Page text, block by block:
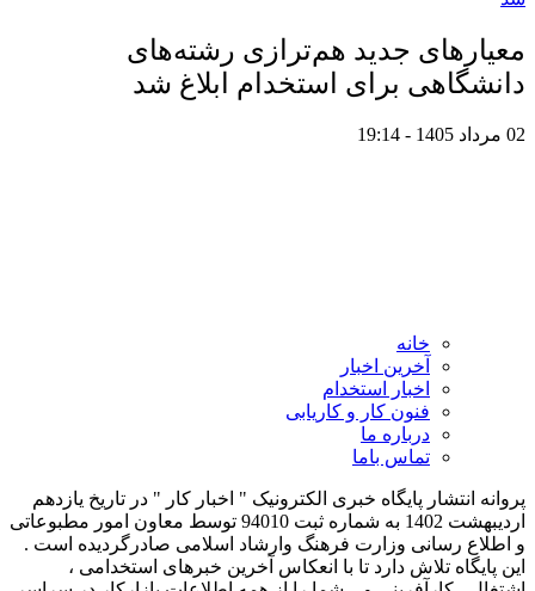
معیار‌های جدید هم‌ترازی رشته‌های
دانشگاهی برای استخدام ابلاغ شد
02 مرداد 1405 - 19:14
خانه
آخرین اخبار
اخبار استخدام
فنون کار و کاریابی
درباره ما
تماس باما
پروانه انتشار پایگاه خبری الکترونیک " اخبار کار " در تاریخ یازدهم
اردیبهشت 1402 به شماره ثبت 94010 توسط معاون امور مطبوعاتی
و اطلاع رسانی وزارت فرهنگ وارشاد اسلامی صادرگردیده است .
این پایگاه تلاش دارد تا با انعکاس آخرین خبرهای استخدامی ،